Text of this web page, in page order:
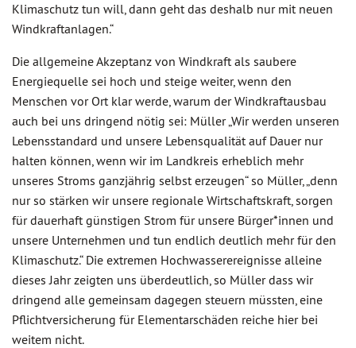
Klimaschutz tun will, dann geht das deshalb nur mit neuen
Windkraftanlagen.“
Die allgemeine Akzeptanz von Windkraft als saubere
Energiequelle sei hoch und steige weiter, wenn den
Menschen vor Ort klar werde, warum der Windkraftausbau
auch bei uns dringend nötig sei: Müller „Wir werden unseren
Lebensstandard und unsere Lebensqualität auf Dauer nur
halten können, wenn wir im Landkreis erheblich mehr
unseres Stroms ganzjährig selbst erzeugen“ so Müller, „denn
nur so stärken wir unsere regionale Wirtschaftskraft, sorgen
für dauerhaft günstigen Strom für unsere Bürger*innen und
unsere Unternehmen und tun endlich deutlich mehr für den
Klimaschutz.“ Die extremen Hochwasserereignisse alleine
dieses Jahr zeigten uns überdeutlich, so Müller dass wir
dringend alle gemeinsam dagegen steuern müssten, eine
Pflichtversicherung für Elementarschäden reiche hier bei
weitem nicht.